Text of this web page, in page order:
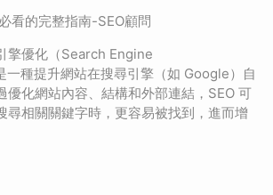
看的完整指南-SEO顧問
擎優化（Search Engine
種提升網站在搜尋引擎（如 Google）自
優化網站內容、結構和外部連結，SEO 可
尋相關關鍵字時，更容易被找到，進而增